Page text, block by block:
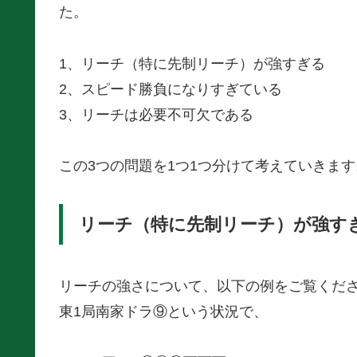
た。
1、リーチ（特に先制リーチ）が強すぎる
2、スピード勝負になりすぎている
3、リーチは必要不可欠である
この3つの問題を1つ1つ分けて考えていきます
リーチ（特に先制リーチ）が強す
リーチの強さについて、以下の例をご覧くださ
東1局南家ドラ⑨という状況で、